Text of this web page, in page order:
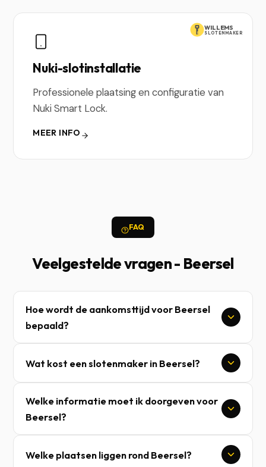
WILLEMS
SLOTENMAKER
Nuki-slotinstallatie
Professionele plaatsing en configuratie van
Nuki Smart Lock.
MEER INFO
FAQ
Veelgestelde vragen - Beersel
Hoe wordt de aankomsttijd voor Beersel
bepaald?
Wat kost een slotenmaker in Beersel?
Welke informatie moet ik doorgeven voor
Beersel?
Welke plaatsen liggen rond Beersel?